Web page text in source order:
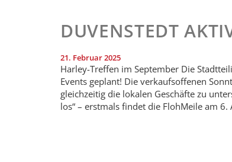
DUVENSTEDT
21. Februar 2025
Harley-Treffen im September Die
Events geplant! Die verkaufsoffenen
gleichzeitig die lokalen Geschäfte zu
los“ – erstmals findet die FlohMeile am